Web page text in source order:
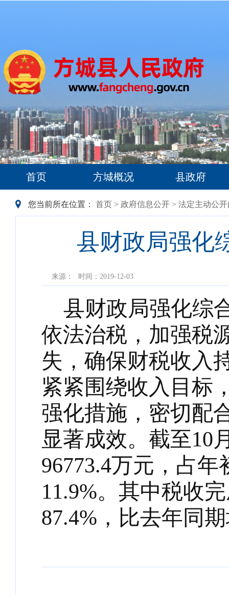
首页 方城概况 县政府
您当前所在位置： 首页 > 政府信息公开 > 法定主动公
县财政局强化
来源： 时间：2019-12-03
县财政局强化综
依法治税，加强税
失，确保财税收入
紧紧围绕收入目标
强化措施，密切配
显著成效。截至10
96773.4万元，占
11.9%。其中税收
87.4%，比去年同